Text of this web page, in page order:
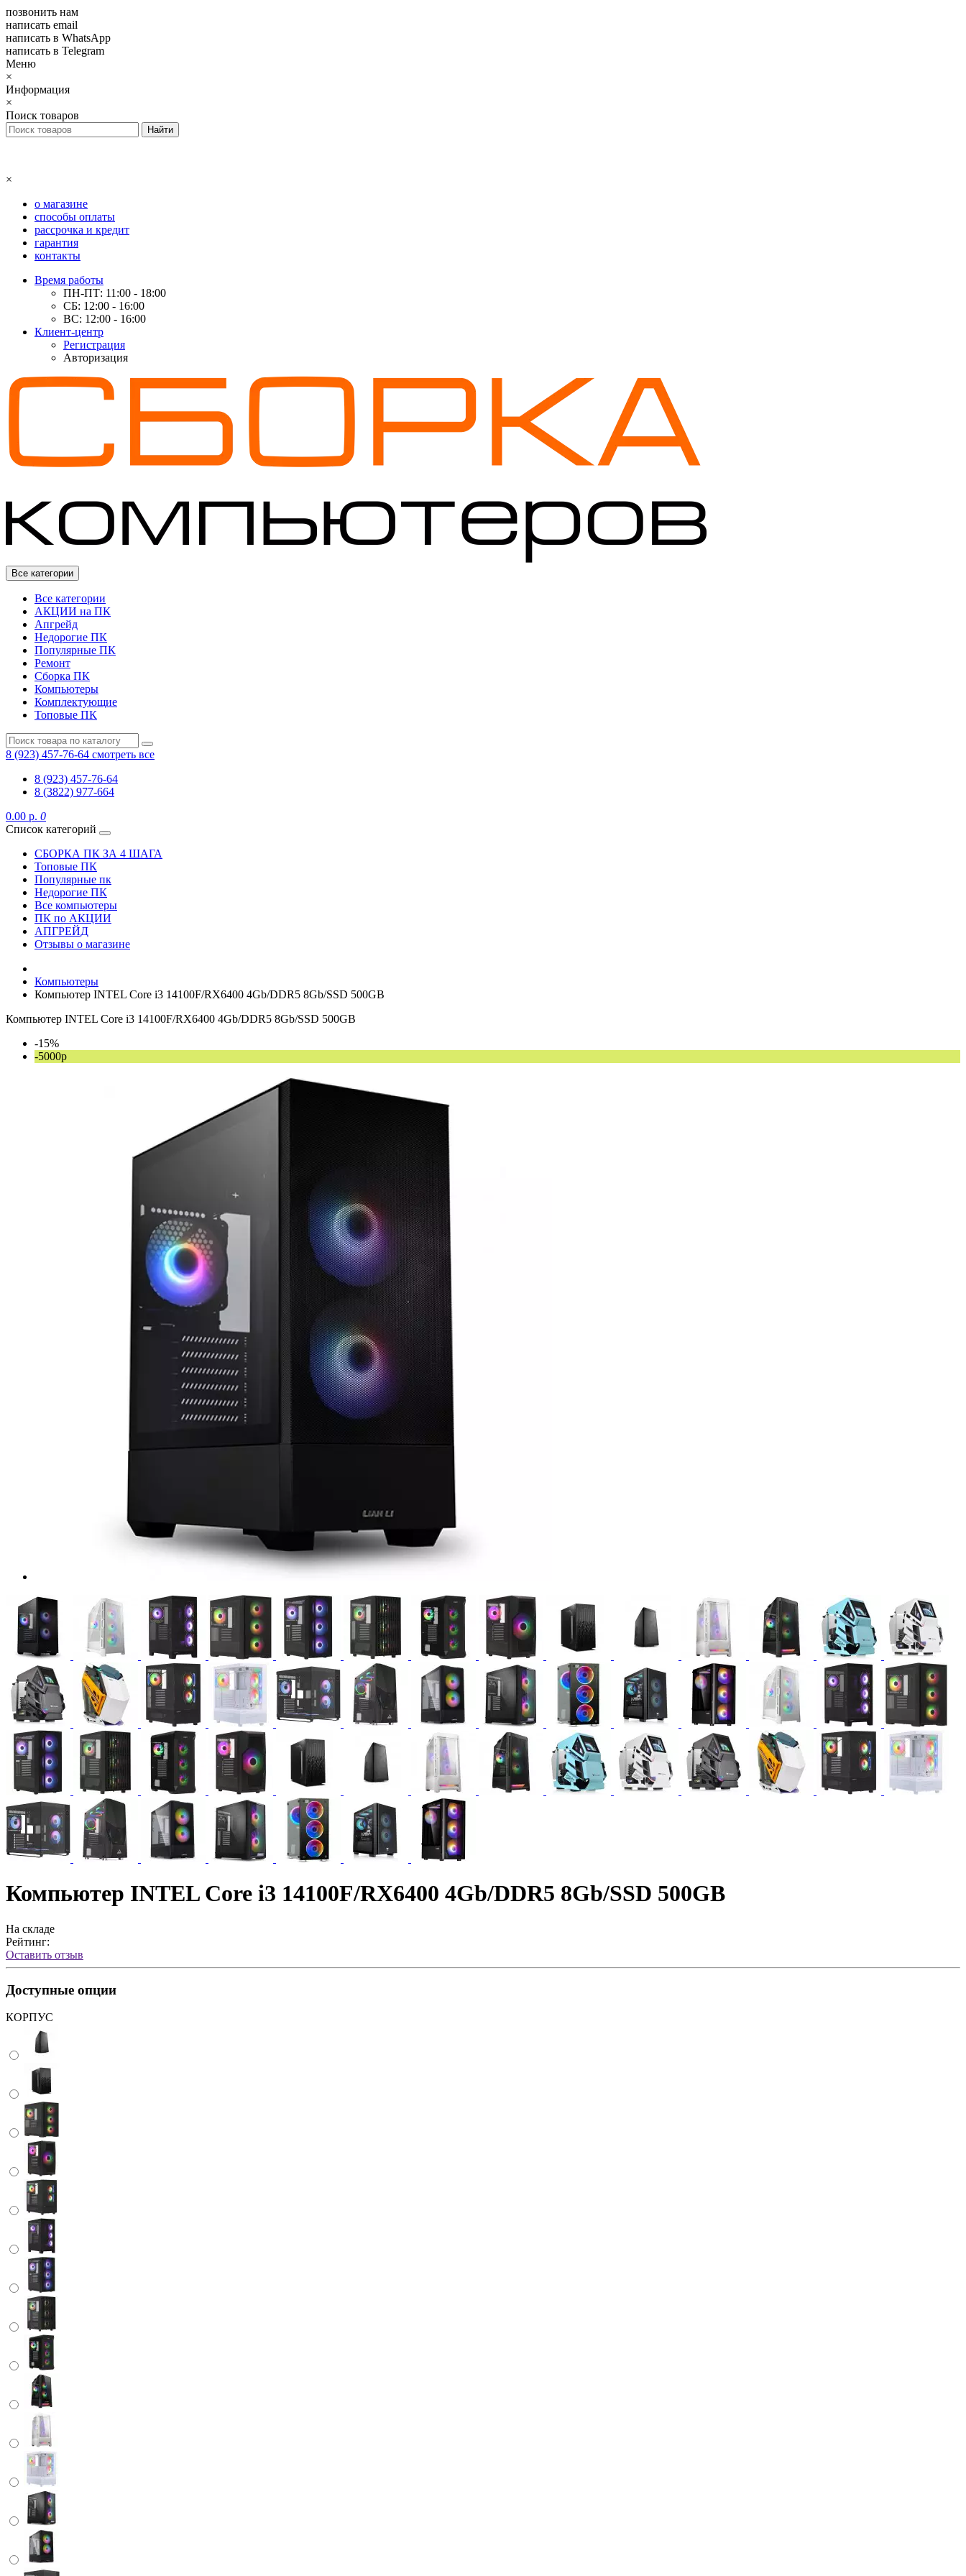
позвонить нам
написать email
написать в WhatsApp
написать в Telegram
Меню
×
Информация
×
Поиск товаров
×
о магазине
способы оплаты
рассрочка и кредит
гарантия
контакты
Время работы
ПН-ПТ: 11:00 - 18:00
СБ: 12:00 - 16:00
ВС: 12:00 - 16:00
Клиент-центр
Регистрация
Авторизация
Все категории
Все категории
АКЦИИ на ПК
Апгрейд
Недорогие ПК
Популярные ПК
Ремонт
Сборка ПК
Компьютеры
Комплектующие
Топовые ПК
8 (923) 457-76-64 смотреть все
8 (923) 457-76-64
8 (3822) 977-664
0.00 р. 0
Список категорий
СБОРКА ПК ЗА 4 ШАГА
Топовые ПК
Популярные пк
Недорогие ПК
Все компьютеры
ПК по АКЦИИ
АПГРЕЙД
Отзывы о магазине
Компьютеры
Компьютер INTEL Core i3 14100F/RX6400 4Gb/DDR5 8Gb/SSD 500GB
Компьютер INTEL Core i3 14100F/RX6400 4Gb/DDR5 8Gb/SSD 500GB
-15%
-5000р
Компьютер INTEL Core i3 14100F/RX6400 4Gb/DDR5 8Gb/SSD 500GB
На складе
Рейтинг:
Оставить отзыв
Доступные опции
КОРПУС